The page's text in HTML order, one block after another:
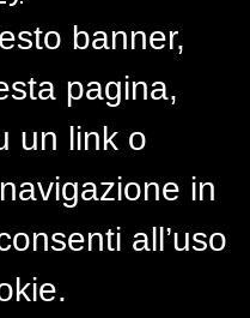
banner,
pagina,
un link o
in
all’uso